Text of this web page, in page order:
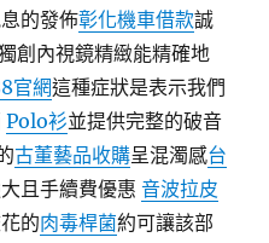
的發佈彰化機車借款誠
創內視鏡精緻能精確地
官網這種症狀是表示我們
Polo衫並提供完整的破音
古董藝品收購呈混濁感台
且手續費優惠音波拉皮
的肉毒桿菌約可讓該部